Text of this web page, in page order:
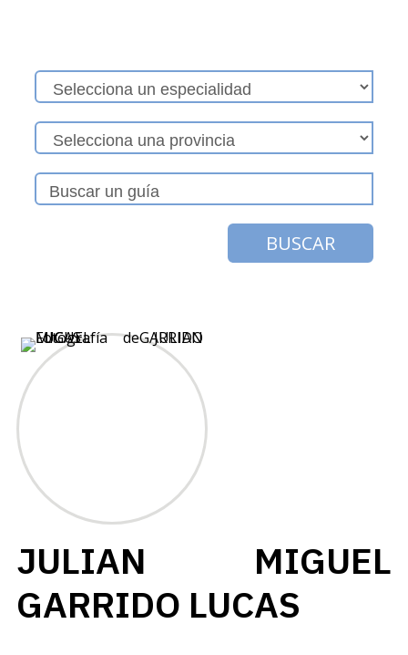
BUSCAR
JULIAN MIGUEL
GARRIDO LUCAS